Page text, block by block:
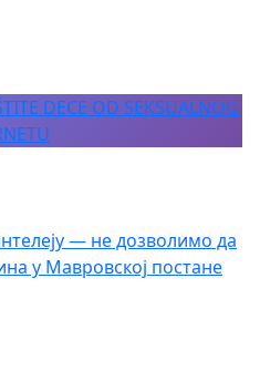
DECE OD SEKSUALNOG
— не дозволимо да
у Мавровској постане